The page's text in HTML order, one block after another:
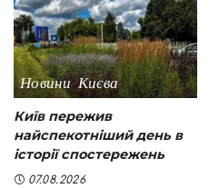
Новини Києва
Київ пережив
найспекотніший день в
історії спостережень
07.08.2026